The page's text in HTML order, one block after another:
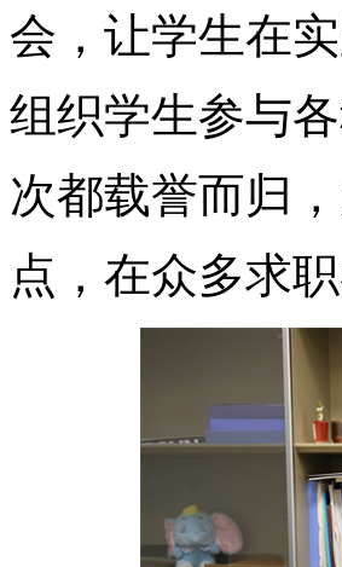
会，让学生在
组织学生参与
次都载誉而归
点，在众多求